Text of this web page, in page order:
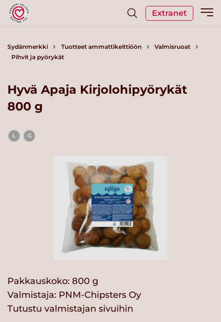
Extranet
Sydänmerkki Tuotteet ammattikeittiöön
Valmisruoat
Pihvit ja pyörykät
Hyvä Apaja Kirjolohipyörykät
800 g
L G
Pakkauskoko: 800 g
Valmistaja: PNM-Chipsters Oy
Tutustu valmistajan sivuihin